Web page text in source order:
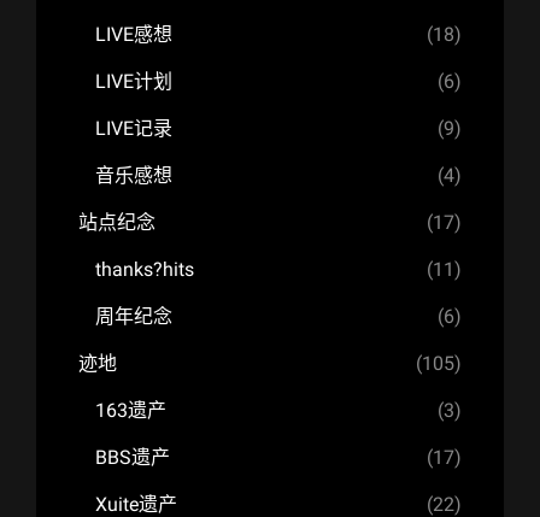
LIVE感想 (18)
LIVE计划 (6)
LIVE记录 (9)
音乐感想 (4)
站点纪念 (17)
thanks?hits (11)
周年纪念 (6)
迹地 (105)
163遗产 (3)
BBS遗产 (17)
Xuite遗产 (22)